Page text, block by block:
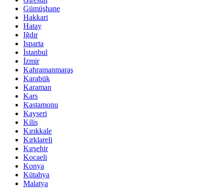
Gümüşhane
Hakkari
Hatay
Iğdır
Isparta
İstanbul
İzmir
Kahramanmaraş
Karabük
Karaman
Kars
Kastamonu
Kayseri
Kilis
Kırıkkale
Kırklareli
Kırşehir
Kocaeli
Konya
Kütahya
Malatya